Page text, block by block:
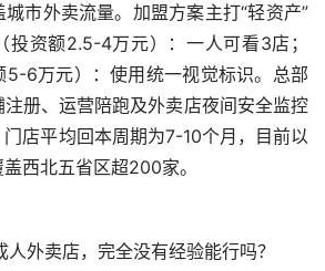
市外卖流量。加盟方案主打“轻资产”
投资额2.5-4万元）：一人可看3店；
5-6万元）：使用统一视觉标识。总部
册、运营陪跑及外卖店夜间安全监控
店平均回本周期为7-10个月，目前以
西北五省区超200家。
外卖店，完全没有经验能行吗？